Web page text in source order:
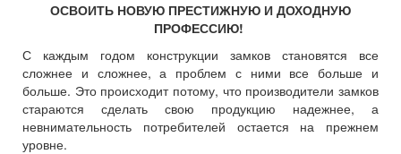
ОСВОИТЬ НОВУЮ ПРЕСТИЖНУЮ И ДОХОДНУЮ
ПРОФЕССИЮ!
С каждым годом конструкции замков становятся все
сложнее и сложнее, а проблем с ними все больше и
больше. Это происходит потому, что производители замков
стараются сделать свою продукцию надежнее, а
невнимательность потребителей остается на прежнем
уровне.